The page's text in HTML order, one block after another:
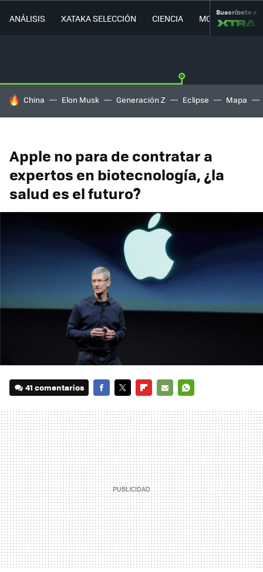
ANÁLISIS XATAKA SELECCIÓN CIENCIA MOVILIDAD
Suscríbete a
HOY SE HABLA DE
China Elon Musk Generación Z Eclipse Mapa
Apple no para de contratar a
expertos en biotecnología, ¿la
salud es el futuro?
41 comentarios
MAIL